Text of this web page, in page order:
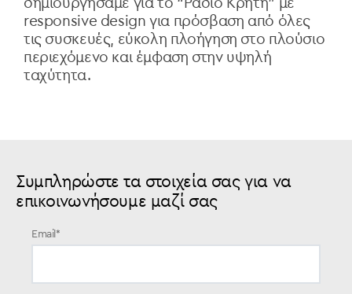
responsive design για πρόσβαση από όλες
τις συσκευές, εύκολη πλοήγηση στο πλούσιο
περιεχόμενο και έμφαση στην υψηλή
ταχύτητα.
Συμπληρώστε τα στοιχεία σας για να
επικοινωνήσουμε μαζί σας
Email *